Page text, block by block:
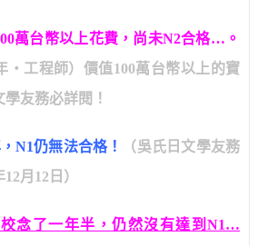
萬台幣以上花費，尚未N2合格…。
‧工程師）價值100萬台幣以上的寶
友務必詳閱！
N1仍無法合格！
（吳氏日文學友務
月12日）
念了一年半，仍然沒有達到N1…